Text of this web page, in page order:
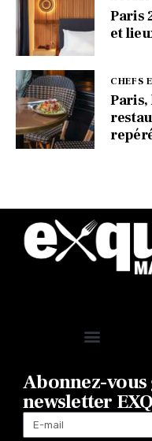
Paris
et
CHEFS
Paris,
Abonnez-
newsletter